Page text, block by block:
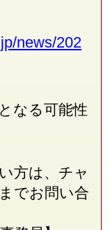
news/202
なる可能性
方は、チャ
までお問い合